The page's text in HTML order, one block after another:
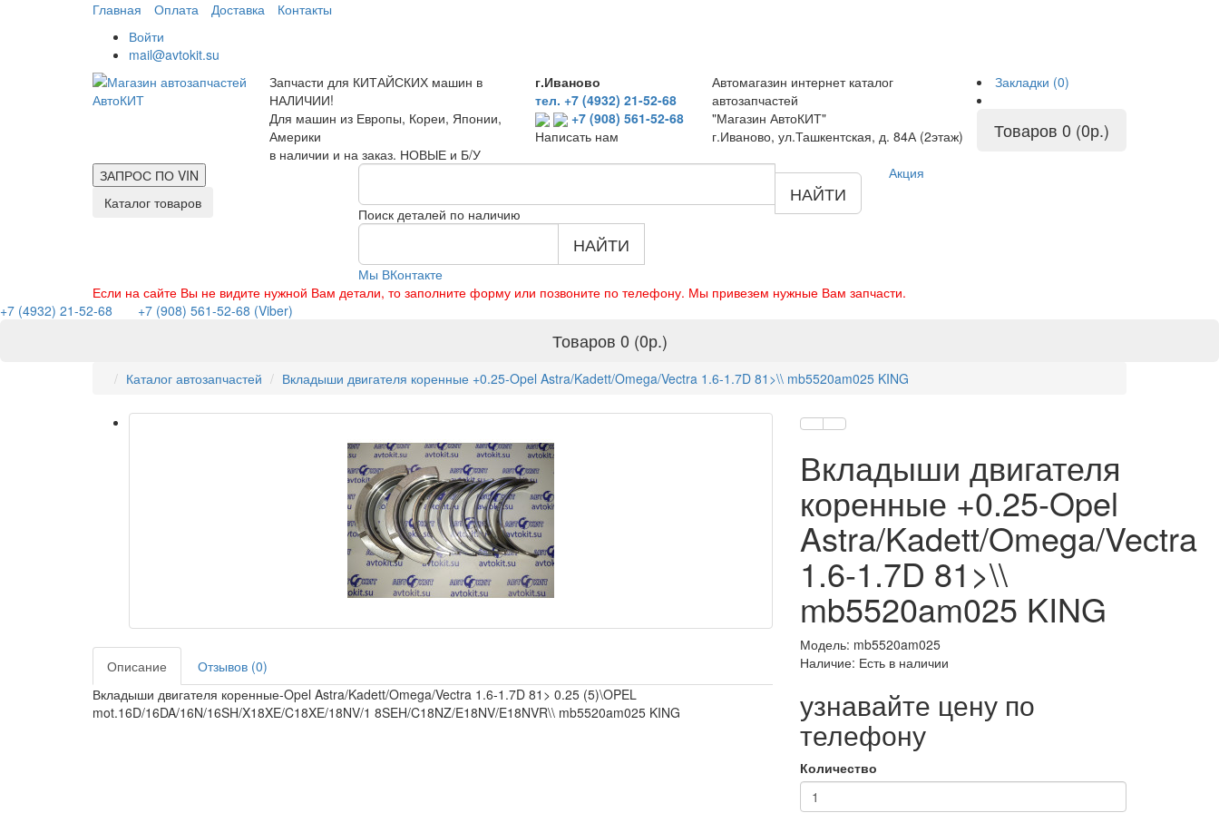
Главная Оплата Доставка
Контакты
Войти
mail@avtokit.su
Запчасти для КИТАЙСКИХ машин в
НАЛИЧИИ!
Для машин из Европы, Кореи, Японии,
Америки
в наличии и на заказ. НОВЫЕ и Б/У
г.Иваново
тел. +7 (4932) 21-52-68
+7 (908) 561-52-68
Написать нам
Автомагазин интернет каталог
автозапчастей
"Магазин АвтоКИТ"
г.Иваново, ул.Ташкентская, д. 84А (2этаж)
Закладки (0)
Товаров 0 (0р.)
ЗАПРОС ПО VIN
Каталог товаров
Поиск деталей по наличию
НАЙТИ
НАЙТИ
Мы ВКонтакте
Акция
Если на сайте Вы не видите нужной Вам детали, то заполните форму или позвоните по телефону. Мы привезем нужные Вам запчасти.
+7 (4932) 21-52-68
+7 (908) 561-52-68 (Viber)
Товаров 0 (0р.)
Каталог автозапчастей Вкладыши двигателя коренные +0.25-Opel Astra/Kadett/Omega/Vectra 1.6-1.7D 81>\\ mb5520am025 KING
Описание
Отзывов (0)
Вкладыши двигателя коренные-Opel Astra/Kadett/Omega/Vectra 1.6-1.7D 81> 0.25 (5)\OPEL
mot.16D/16DA/16N/16SH/X18XE/C18XE/18NV/1 8SEH/C18NZ/E18NV/E18NVR\\ mb5520am025 KING
Вкладыши двигателя
коренные +0.25-Opel
Astra/Kadett/Omega/Vectra
1.6-1.7D 81>\\
mb5520am025 KING
Модель: mb5520am025
Наличие: Есть в наличии
узнавайте цену по
телефону
Количество